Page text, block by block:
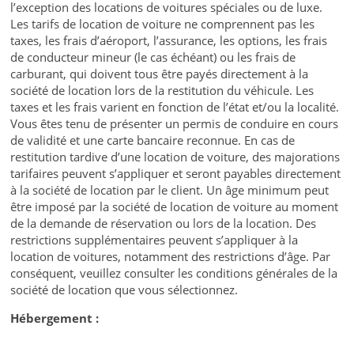
l’exception des locations de voitures spéciales ou de luxe.
Les tarifs de location de voiture ne comprennent pas les
taxes, les frais d’aéroport, l’assurance, les options, les frais
de conducteur mineur (le cas échéant) ou les frais de
carburant, qui doivent tous être payés directement à la
société de location lors de la restitution du véhicule. Les
taxes et les frais varient en fonction de l’état et/ou la localité.
Vous êtes tenu de présenter un permis de conduire en cours
de validité et une carte bancaire reconnue. En cas de
restitution tardive d’une location de voiture, des majorations
tarifaires peuvent s’appliquer et seront payables directement
à la société de location par le client. Un âge minimum peut
être imposé par la société de location de voiture au moment
de la demande de réservation ou lors de la location. Des
restrictions supplémentaires peuvent s’appliquer à la
location de voitures, notamment des restrictions d’âge. Par
conséquent, veuillez consulter les conditions générales de la
société de location que vous sélectionnez.
Hébergement :